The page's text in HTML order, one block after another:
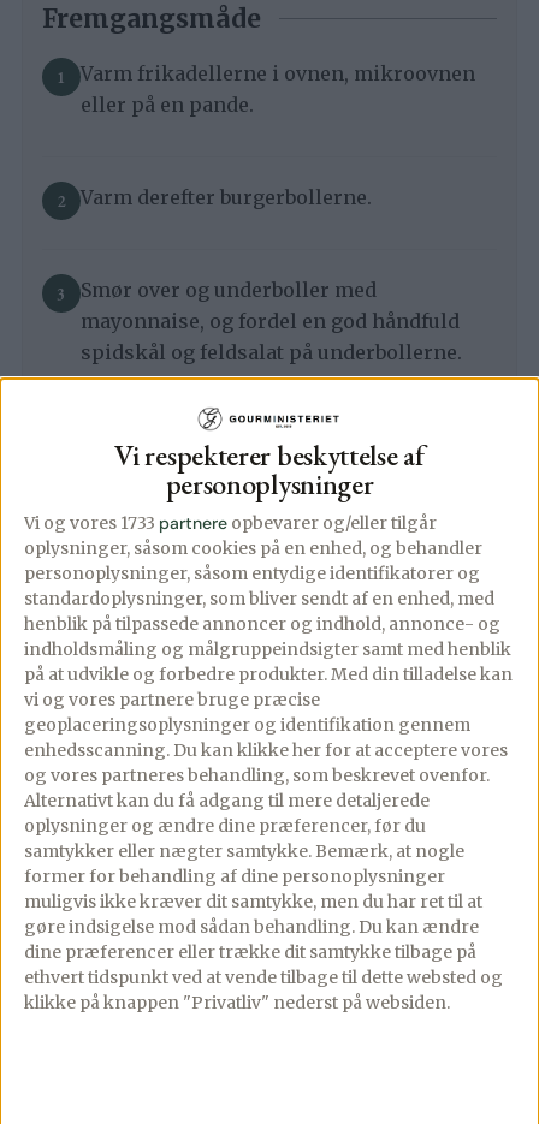
Vi respekterer beskyttelse af
personoplysninger
Vi og vores 1733 partnere opbevarer og/eller tilgår
oplysninger, såsom cookies på en enhed, og behandler
personoplysninger, såsom entydige identifikatorer og
standardoplysninger, som bliver sendt af en enhed, med
henblik på tilpassede annoncer og indhold, annonce- og
indholdsmåling og målgruppeindsigter samt med henblik
på at udvikle og forbedre produkter.Med din tilladelse kan
vi og vores partnere bruge præcise
geoplaceringsoplysninger og identifikation gennem
enhedsscanning. Du kan klikke her for at acceptere vores
og vores partneres behandling, som beskrevet ovenfor.
Alternativt kan du få adgang til mere detaljerede
oplysninger og ændre dine præferencer, før du
samtykker eller nægter samtykke. Bemærk, at nogle
former for behandling af dine personoplysninger
muligvis ikke kræver dit samtykke, men du har ret til at
gøre indsigelse mod sådan behandling. Du kan ændre
dine præferencer eller trække dit samtykke tilbage på
ethvert tidspunkt ved at vende tilbage til dette websted og
klikke på knappen "Privatliv" nederst på websiden.
Fremgangsmåde
Varm frikadellerne i ovnen, mikroovnen
eller på en pande.
Varm derefter burgerbollerne.
Smør over og underboller med
mayonnaise, og fordel en god håndfuld
spidskål og feldsalat på underbollerne.
Halver frikadellerne og læg 4 skiver i hver
bolle, – top med syltede agurker og slut af
med topbollen.
Næringsindhold PREMIUM
Næringsindhold er for Premium
Se kalorier, protein, fedt, kulhydrater og mere
pr. servering.
Bliv Premium-medlem
Fra 24,92 kr/md · Opsig når som helst